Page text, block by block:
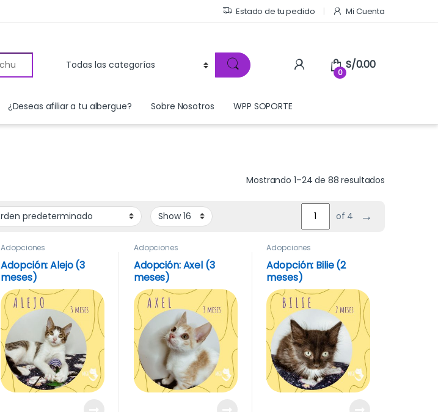
Estado de tu pedido Mi Cuenta
0
S/0.00
¿Deseas afiliar a tu albergue? Sobre Nosotros WPP SOPORTE
Mostrando 1–24 de 88 resultados
of 4 →
Adopciones
Adopción: Alejo (3
meses)
Adopciones
Adopción: Axel (3
meses)
Adopciones
Adopción: Bilie (2
meses)